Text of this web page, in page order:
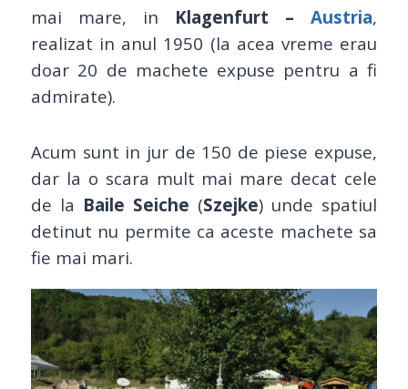
mai mare, in Klagenfurt – Austria,
realizat in anul 1950 (la acea vreme erau
doar 20 de machete expuse pentru a fi
admirate).
Acum sunt in jur de 150 de piese expuse,
dar la o scara mult mai mare decat cele
de la Baile Seiche (Szejke) unde spatiul
detinut nu permite ca aceste machete sa
fie mai mari.